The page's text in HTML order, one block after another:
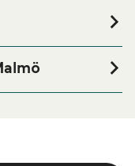
allotjament
pàgina de